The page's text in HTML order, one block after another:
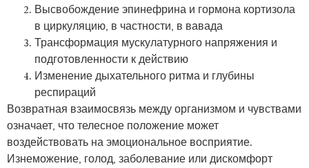
Высвобождение эпинефрина и гормона кортизола
в циркуляцию, в частности, в вавада
Трансформация мускулатурного напряжения и
подготовленности к действию
Изменение дыхательного ритма и глубины
респираций
Возвратная взаимосвязь между организмом и чувствами
означает, что телесное положение может
воздействовать на эмоциональное восприятие.
Изнеможение, голод, заболевание или дискомфорт